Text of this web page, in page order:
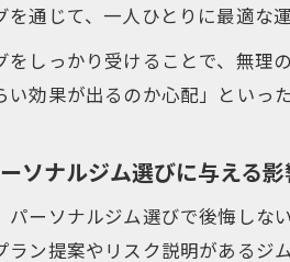
通じて、一人ひとりに最適な
をしっかり受けることで、無
い効果が出るのか心配」とい
ソナルジム選びに与える
パーソナルジム選びで後悔し
ラン提案やリスク説明がある